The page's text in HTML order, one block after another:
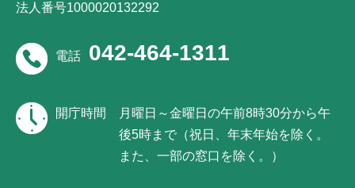
法人番号1000020132292
電話 042-464-1311
開庁時間
月曜日～金曜日の午前8時30分から午
後5時まで（祝日、年末年始を除く。
また、一部の窓口を除く。）